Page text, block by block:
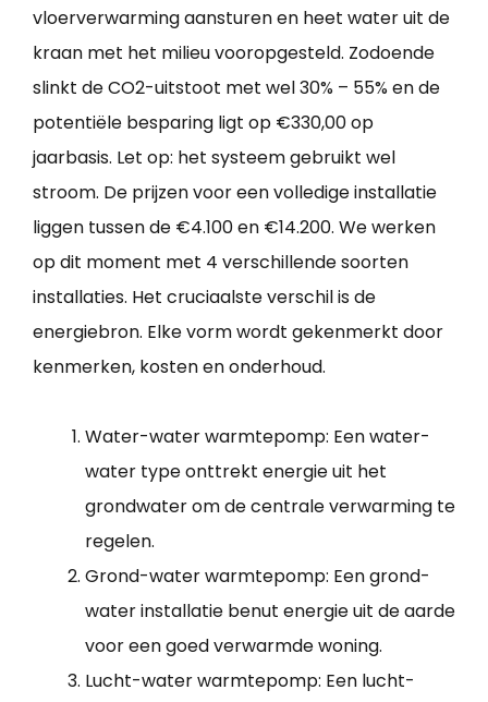
vloerverwarming aansturen en heet water uit de
kraan met het milieu vooropgesteld. Zodoende
slinkt de CO2-uitstoot met wel 30% – 55% en de
potentiële besparing ligt op €330,00 op
jaarbasis. Let op: het systeem gebruikt wel
stroom. De prijzen voor een volledige installatie
liggen tussen de €4.100 en €14.200. We werken
op dit moment met 4 verschillende soorten
installaties. Het cruciaalste verschil is de
energiebron. Elke vorm wordt gekenmerkt door
kenmerken, kosten en onderhoud.
Water-water warmtepomp: Een water-
water type onttrekt energie uit het
grondwater om de centrale verwarming te
regelen.
Grond-water warmtepomp: Een grond-
water installatie benut energie uit de aarde
voor een goed verwarmde woning.
Lucht-water warmtepomp: Een lucht-